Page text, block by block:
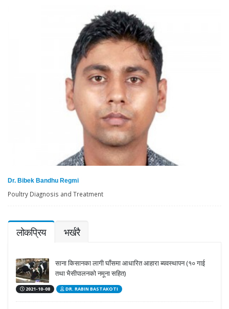
Dr. Bibek Bandhu Regmi
Poultry Diagnosis and Treatment
लोकप्रिय भर्खरै
साना किसानका लागी घाँसमा आधारित आहारा ब्यवस्थापन (१० गाई
तथा भैसीपालनको नमूना सहित)
2021-10-08 DR. RABIN BASTAKOTI